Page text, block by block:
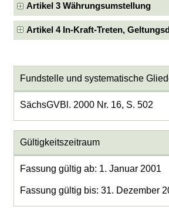
Artikel 3 Währungsumstellung
Artikel 4 In-Kraft-Treten,
Fundstelle und systematische
SächsGVBl. 2000 Nr. 16, S. 502
Gültigkeitszeitraum
Fassung gültig ab: 1. Januar 2001
Fassung gültig bis: 31. Dezember